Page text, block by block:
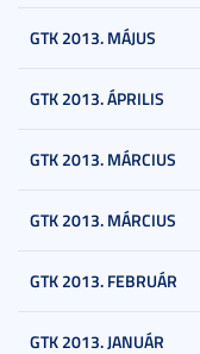
GTK 2013. MÁJUS
GTK 2013. ÁPRILIS
GTK 2013. MÁRCIUS
GTK 2013. MÁRCIUS
GTK 2013. FEBRUÁR
GTK 2013. JANUÁR